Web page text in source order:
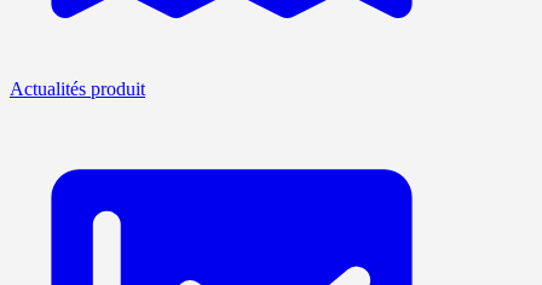
Actualités produit